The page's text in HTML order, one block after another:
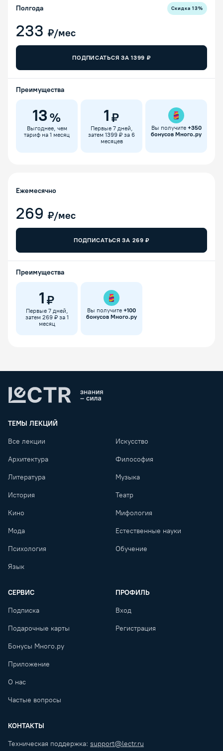
Полгода Скидка13%
233 ₽/мес
ПОДПИСАТЬСЯ ЗА1399 ₽
Преимущества
13 %
Выгоднее, чем
тариф на 1 месяц
1 ₽
Первые 7 дней,
затем 1399 ₽ за 6
месяцев
Вы получите +350
бонусов Много.ру
Ежемесячно
269 ₽/мес
ПОДПИСАТЬСЯ ЗА 269 ₽
Преимущества
1 ₽
Первые 7 дней,
затем 269 ₽ за 1
месяц
Вы получите +100
бонусов Много.ру
ТЕМЫ ЛЕКЦИЙ
Все лекции Искусство
Архитектура Философия
Литература Музыка
История Театр
Кино Мифология
Мода Естественные науки
Психология Обучение
Язык
СЕРВИС
Подписка
Подарочные карты
Бонусы Много.ру
Приложение
О нас
Частые вопросы
ПРОФИЛЬ
Вход
Регистрация
КОНТАКТЫ
Техническая поддержка: support@lectr.ru